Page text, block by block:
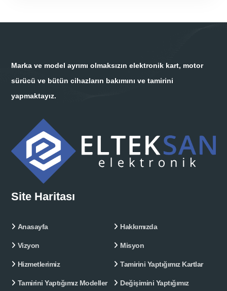
Marka ve model ayrımı olmaksızın elektronik kart, motor
sürücü ve bütün cihazların bakımını ve tamirini
yapmaktayız.
Site Haritası
Anasayfa Hakkımızda
Vizyon Misyon
Hizmetlerimiz Tamirini Yaptığımız Kartlar
Tamirini Yaptığımız Modeller
Değişimini Yaptığımız